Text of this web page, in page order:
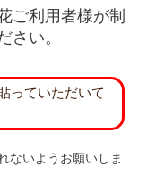
ご利用者様が制
さい。
っていただいて
ないようお願いしま